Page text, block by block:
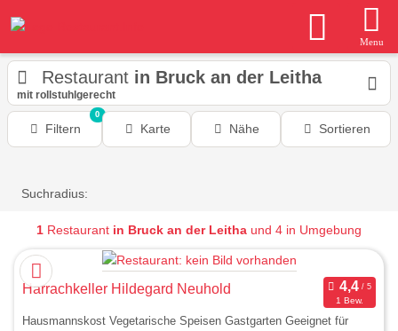
Menu
Restaurant in Bruck an der Leitha
mit rollstuhlgerecht
Filtern
0
Karte Nähe Sortieren
Suchradius:
1 Restaurant in Bruck an der Leitha und 4 in Umgebung
Harrachkeller Hildegard Neuhold
1 Bew.
Hausmannskost Vegetarische Speisen Gastgarten Geeignet für